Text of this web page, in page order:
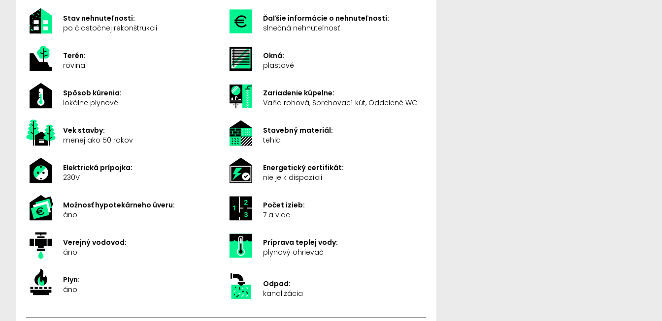
Stav nehnuteľnosti:
po čiastočnej rekonštrukcii
Ďaľšie informácie o nehnuteľnosti:
slnečná nehnuteľnosť
Terén:
rovina
Okná:
plastové
Spôsob kúrenia:
lokálne plynové
Zariadenie kúpelne:
Vaňa rohová, Sprchovací kút, Oddelené WC
Vek stavby:
menej ako 50 rokov
Stavebný materiál:
tehla
Elektrická prípojka:
230V
Energetický certifikát:
nie je k dispozícii
Možnosť hypotekárneho úveru:
áno
Počet izieb:
7 a viac
Verejný vodovod:
áno
Príprava teplej vody:
plynový ohrievač
Plyn:
áno
Odpad:
kanalizácia